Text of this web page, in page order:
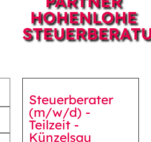
HOHENLOHE
Steuerberater
(m/w/d) -
Teilzeit -
Künzelsau